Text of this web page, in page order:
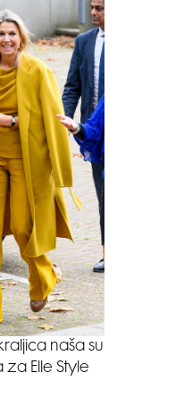
naša su
za Elle Style